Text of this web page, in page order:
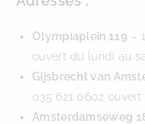
Olympiaplein 119–
ouvert du lundi au
Gijsbrecht van
035 621 0602
Amsterdamseweg